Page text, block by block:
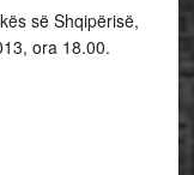
së Shqipërisë,
ora 18.00.